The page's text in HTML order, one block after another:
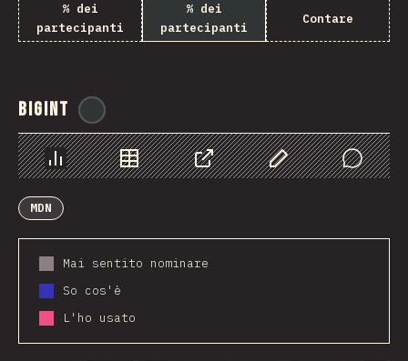
% dei
partecipanti
% dei
partecipanti
Contare
BigInt
Grafico Dati CondividerePersonalizza i dati
Comments
MDN
Mai sentito nominare
So cos'è
L'ho usato